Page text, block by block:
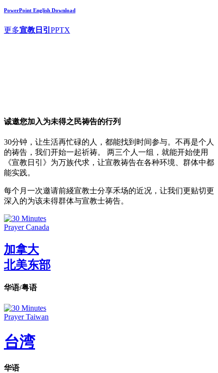
PowerPoint English Download
更多宣教日引 PPTX
诚邀您加入为未得之民祷告的行列
30分钟，让生活再忙碌的人，都能找到时间参与。不再是个人
的祷告，我们开始一起祈祷。 两三个人一组，就能开始使用
《宣教日引》为万族代求，让宣教祷告在各种环境、群体中都
能实践。
每个月一次邀请前綫宣教士分享禾场的近况，让我们更贴切更
深入的为该未得群体与宣教士祷告。
加拿大
北美东部
华语/粤语
台湾
华语